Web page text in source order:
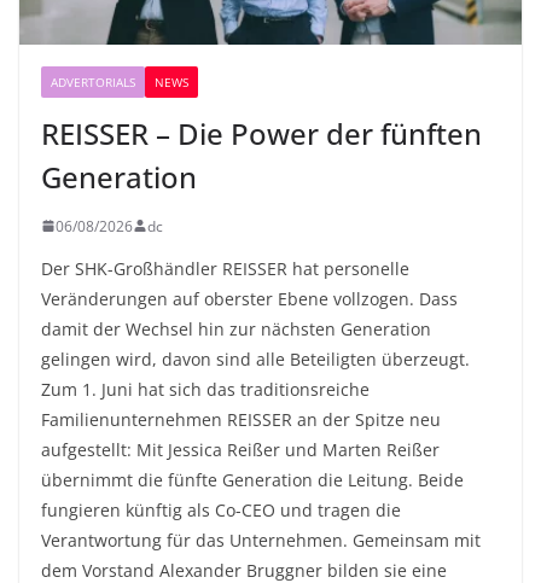
ADVERTORIALS NEWS
REISSER – Die Power der fünften
Generation
06/08/2026 dc
Der SHK-Großhändler REISSER hat personelle
Veränderungen auf oberster Ebene vollzogen. Dass
damit der Wechsel hin zur nächsten Generation
gelingen wird, davon sind alle Beteiligten überzeugt.
Zum 1. Juni hat sich das traditionsreiche
Familienunternehmen REISSER an der Spitze neu
aufgestellt: Mit Jessica Reißer und Marten Reißer
übernimmt die fünfte Generation die Leitung. Beide
fungieren künftig als Co-CEO und tragen die
Verantwortung für das Unternehmen. Gemeinsam mit
dem Vorstand Alexander Bruggner bilden sie eine